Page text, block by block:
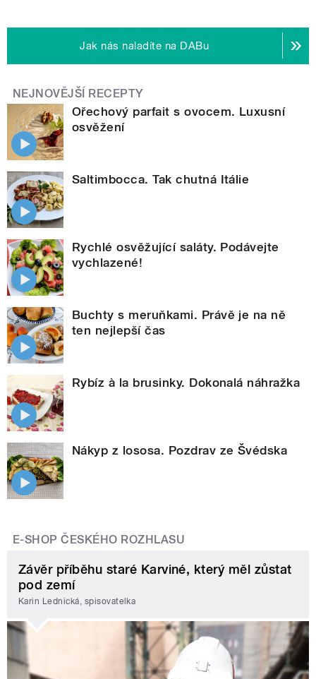
Jak nás naladíte na DABu
NEJNOVĚJŠÍ RECEPTY
Ořechový parfait s ovocem. Luxusní
osvěžení
Saltimbocca. Tak chutná Itálie
Rychlé osvěžující saláty. Podávejte
vychlazené!
Buchty s meruňkami. Právě je na ně
ten nejlepší čas
Rybíz à la brusinky. Dokonalá náhražka
Nákyp z lososa. Pozdrav ze Švédska
E-SHOP ČESKÉHO ROZHLASU
Závěr příběhu staré Karviné, který měl zůstat
pod zemí
Karin Lednická, spisovatelka